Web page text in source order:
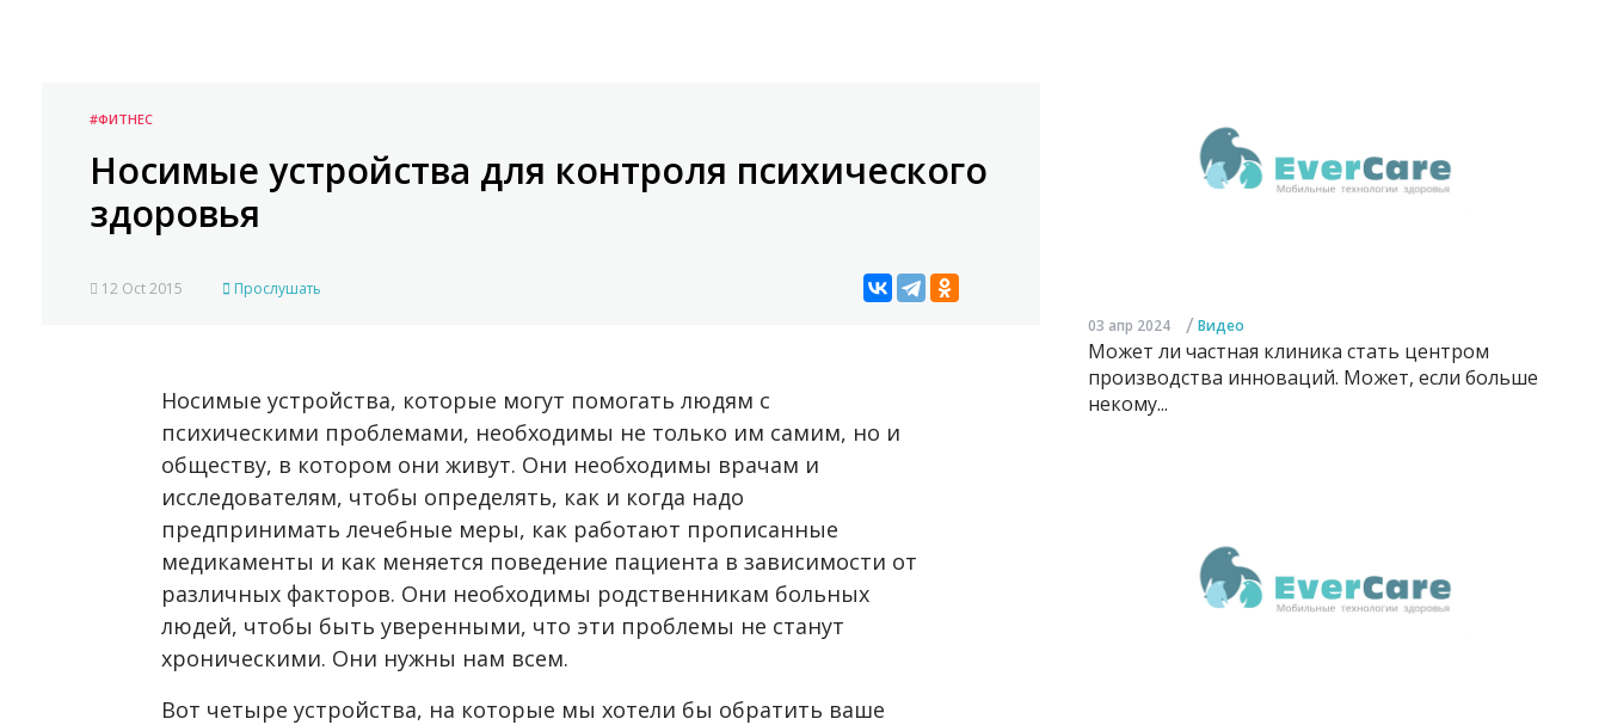
#ФИТНЕС
Носимые устройства для контроля психического
здоровья
12 Oct 2015 Прослушать
Носимые устройства, которые могут помогать людям с
психическими проблемами, необходимы не только им самим, но и
обществу, в котором они живут. Они необходимы врачам и
исследователям, чтобы определять, как и когда надо
предпринимать лечебные меры, как работают прописанные
медикаменты и как меняется поведение пациента в зависимости от
различных факторов. Они необходимы родственникам больных
людей, чтобы быть уверенными, что эти проблемы не станут
хроническими. Они нужны нам всем.
Вот четыре устройства, на которые мы хотели бы обратить ваше
03 апр 2024 / Видео
Может ли частная клиника стать центром
производства инноваций. Может, если больше
некому...